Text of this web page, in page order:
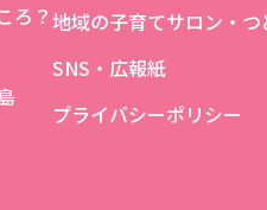
ろ？地域の子育てサロン・
SNS・広報紙
プライバシーポリシー